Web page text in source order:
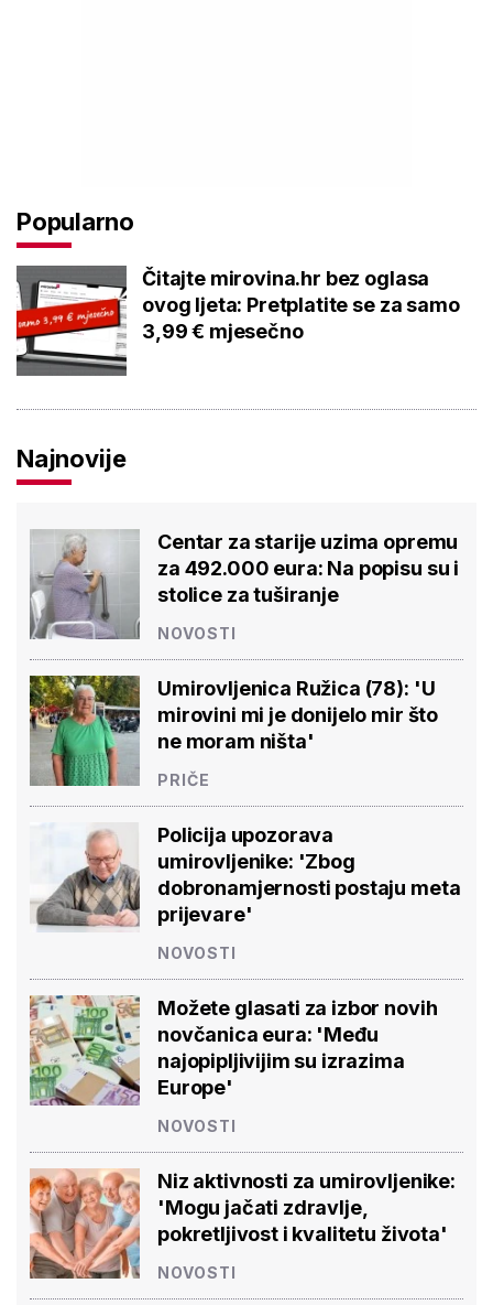
Popularno
Čitajte mirovina.hr bez oglasa
ovog ljeta: Pretplatite se za samo
3,99 € mjesečno
Najnovije
Centar za starije uzima opremu
za 492.000 eura: Na popisu su i
stolice za tuširanje
NOVOSTI
Umirovljenica Ružica (78): 'U
mirovini mi je donijelo mir što
ne moram ništa'
PRIČE
Policija upozorava
umirovljenike: 'Zbog
dobronamjernosti postaju meta
prijevare'
NOVOSTI
Možete glasati za izbor novih
novčanica eura: 'Među
najopipljivijim su izrazima
Europe'
NOVOSTI
Niz aktivnosti za umirovljenike:
'Mogu jačati zdravlje,
pokretljivost i kvalitetu života'
NOVOSTI